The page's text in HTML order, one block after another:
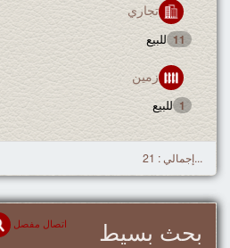
تجاري
للبيع 11
زمین
للبيع 1
...إجمالي : 21
بحث بسيط اتصال مفصل